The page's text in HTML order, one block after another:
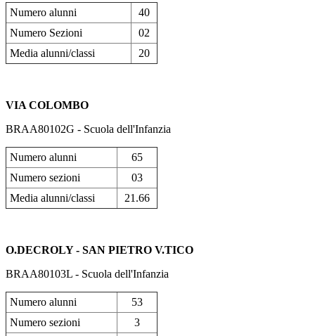
Numero alunni
40
Numero Sezioni
02
Media alunni/classi
20
VIA COLOMBO
BRAA80102G - Scuola dell'Infanzia
Numero alunni
65
Numero sezioni
03
Media alunni/classi
21.66
O.DECROLY - SAN PIETRO V.TICO
BRAA80103L - Scuola dell'Infanzia
Numero alunni
53
Numero sezioni
3